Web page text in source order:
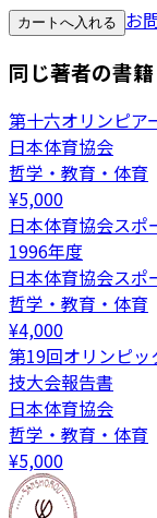
カートへ入れる お
同じ著者の書籍
第十六オリンピア
日本体育協会
哲学・教育・体育
¥5,000
日本体育協会スポ
1996年度
日本体育協会スポ
哲学・教育・体育
¥4,000
第19回オリンピ
技大会報告書
日本体育協会
哲学・教育・体育
¥5,000